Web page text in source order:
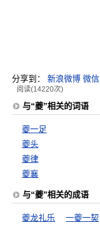
分享到： 新浪微博 微信
阅读(14220次)
与“夔”相关的词语
夔一足
夔头
夔律
夔襄
与“夔”相关的成语
夔龙礼乐 一夔一契